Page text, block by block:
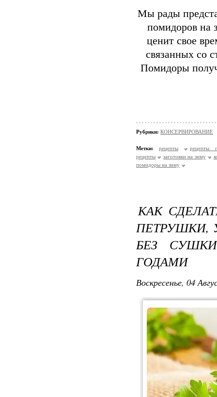
Мы рады
помидоров на
ценит свое
связанных со
Помидоры
Рубрики: КОНСЕРВИРОВАНИЕ
Метки: рецепты
рецепты
рецепты
заготовки на зиму
помидоры на зиму
КАК
ПЕТРУШКИ,
БЕЗ
ГОДАМИ
Воскресенье, 04